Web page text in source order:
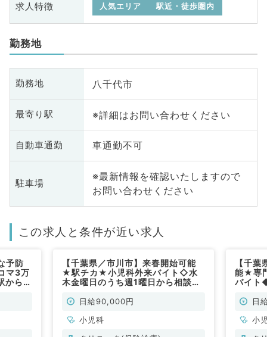
求人特徴 人気エリア 駅近・徒歩圏内
勤務地
勤務地 八千代市
最寄り駅 ※詳細はお問い合わせください
自動車通勤 車通勤不可
駐車場
※最新情報を確認いたしますので
お問い合わせください
この求人と条件が近い求人
予防
マ3万
からも
【千葉県／市川市】来春開始可能
★駅チカ★小児科外来バイト◇水
木金曜日のうち週1曜日から相談可
名体制（小児科／非常勤）
日給90,000円
小児科
【千
能★専
バイト
日給9
日
小